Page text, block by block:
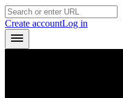
Create accountLog in